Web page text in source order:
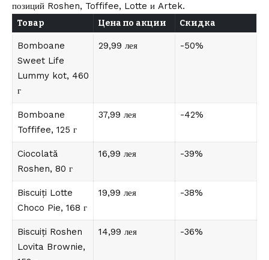
позиций Roshen, Toffifee, Lotte и Artek.
Товар Цена по акции Скидка
Bomboane
Sweet Life
Lummy kot, 460
г
29,99 лея -50%
Bomboane
Toffifee, 125 г
37,99 лея -42%
Ciocolată
Roshen, 80 г
16,99 лея -39%
Biscuiți Lotte
Choco Pie, 168 г
19,99 лея -38%
Biscuiți Roshen
Lovita Brownie,
14,99 лея -36%